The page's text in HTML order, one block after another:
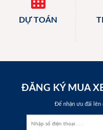
DỰ TOÁN
ĐĂNG KÝ MUA
Để nhận ưu đãi lên